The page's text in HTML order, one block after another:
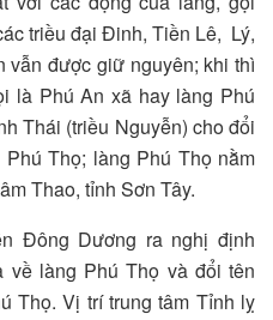
triều đại Đinh, Tiền Lê, Lý,
vẫn được giữ nguyên; khi thì
là Phú An xã hay làng Phú
Thái (triều Nguyễn) cho đổi
Thọ; làng Phú Thọ nằm
Thao, tỉnh Sơn Tây.
Đông Dương ra nghị định
về làng Phú Thọ và đổi tên
Thọ. Vị trí trung tâm Tỉnh lỵ